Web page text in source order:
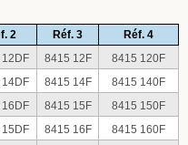
2 Réf. 3
Réf. 4
8415 12F
8415 120F
8415 14F
8415 140F
8415 15F
8415 150F
8415 16F
8415 160F